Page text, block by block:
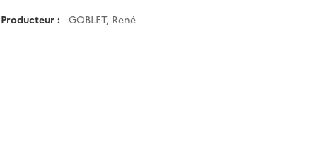
Producteur : GOBLET, René